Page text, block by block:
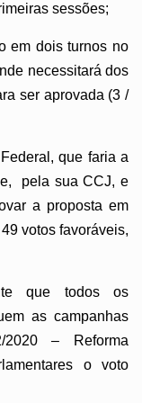
sessões;
em dois turnos no
necessitará dos
ser aprovada (3 /
que faria a
pela sua CCJ, e
a proposta em
votos favoráveis,
que todos os
as campanhas
– Reforma
o voto